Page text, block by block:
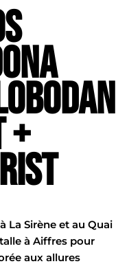
+
La Sirène et au Quai
à Aiffres pour
aux allures